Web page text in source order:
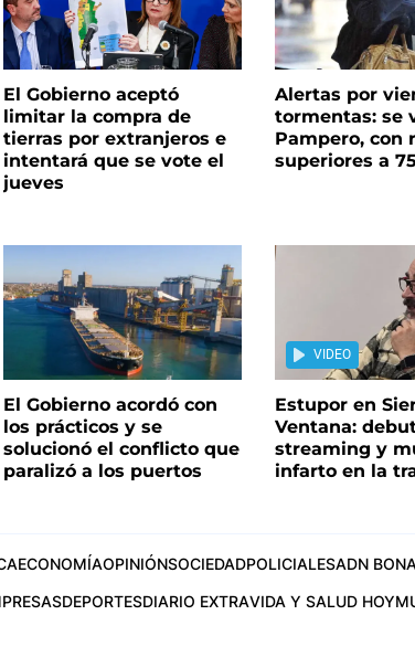
El Gobierno aceptó
limitar la compra de
tierras por extranjeros e
intentará que se vote el
jueves
Alertas por
tormentas: se
Pampero, con
superiores a
El Gobierno acordó con
los prácticos y se
solucionó el conflicto que
paralizó a los puertos
VIDEO
Estupor en
Ventana:
streaming y
infarto en la
ECONOMÍAOPINIÓNSOCIEDADPOLICIALESADN
DEPORTESDIARIO EXTRAVIDA Y SALUD HOY